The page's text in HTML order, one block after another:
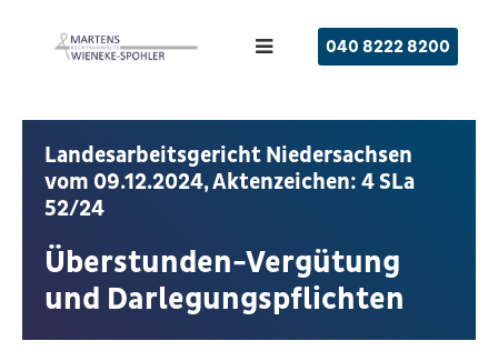
040 8222 8200
Landesarbeitsgericht Niedersachsen
vom 09.12.2024, Aktenzeichen: 4 SLa
52/24
Überstunden-Vergütung
und Darlegungspflichten